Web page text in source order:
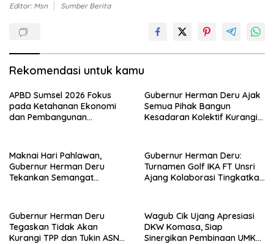
Editor: Msn Sumber Berita
Rekomendasi untuk kamu
APBD Sumsel 2026 Fokus
pada Ketahanan Ekonomi
dan Pembangunan
Gubernur Herman Deru Ajak
Semua Pihak Bangun
Kesadaran Kolektif Kurangi
Maknai Hari Pahlawan,
Gubernur Herman Deru
Tekankan Semangat
Gubernur Herman Deru:
Turnamen Golf IKA FT Unsri
Ajang Kolaborasi Tingkatkan
Gubernur Herman Deru
Tegaskan Tidak Akan
Kurangi TPP dan Tukin ASN
Wagub Cik Ujang Apresiasi
DKW Komasa, Siap
Sinergikan Pembinaan UMKM